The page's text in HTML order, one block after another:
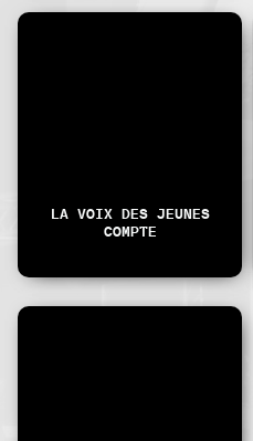
LA VOIX DES JEUNES
COMPTE